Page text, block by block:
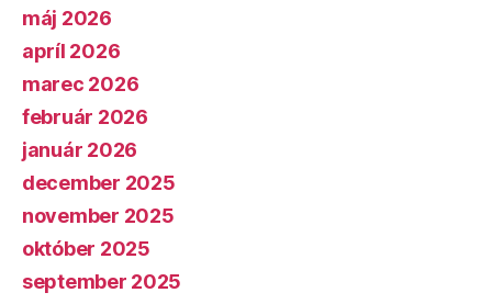
máj 2026
apríl 2026
marec 2026
február 2026
január 2026
december 2025
november 2025
október 2025
september 2025